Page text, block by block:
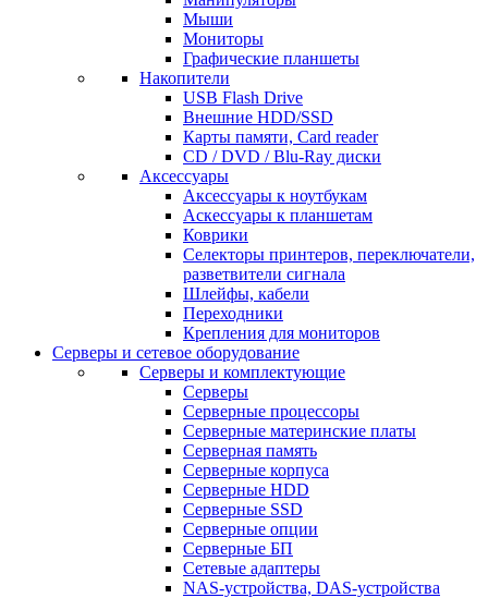
Мыши
Мониторы
Графические планшеты
Накопители
USB Flash Drive
Внешние HDD/SSD
Карты памяти, Card reader
CD / DVD / Blu-Ray диски
Аксессуары
Аксессуары к ноутбукам
Аскессуары к планшетам
Коврики
Селекторы принтеров, переключатели,
разветвители сигнала
Шлейфы, кабели
Переходники
Крепления для мониторов
Серверы и сетевое оборудование
Серверы и комплектующие
Серверы
Серверные процессоры
Серверные материнские платы
Серверная память
Серверные корпуса
Серверные HDD
Серверные SSD
Серверные опции
Серверные БП
Сетевые адаптеры
NAS-устройства, DAS-устройства